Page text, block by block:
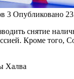
3 Опубликовано
снятие
Кроме того,
Халва